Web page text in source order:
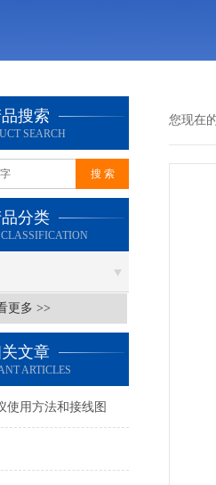
搜索
SEARCH
分类
更多 >>
文章
ARTICLES
使用方法和接线图
您现在